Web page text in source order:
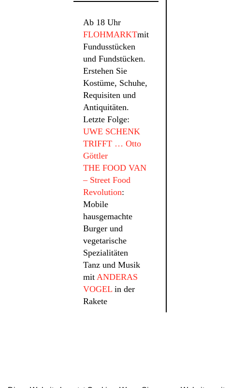
Ab 18 Uhr
FLOHMARKTmit
Fundusstücken
und Fundstücken.
Erstehen Sie
Kostüme, Schuhe,
Requisiten und
Antiquitäten.
Letzte Folge:
UWE SCHENK
TRIFFT … Otto
Göttler
THE FOOD VAN
– Street Food
Revolution:
Mobile
hausgemachte
Burger und
vegetarische
Spezialitäten
Tanz und Musik
mit ANDERAS
VOGEL in der
Rakete